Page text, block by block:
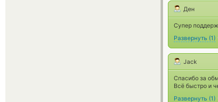
Ден
Супер
Развернуть (1)
Jack
Спасибо за
Всё быстро и
Развернуть (1)